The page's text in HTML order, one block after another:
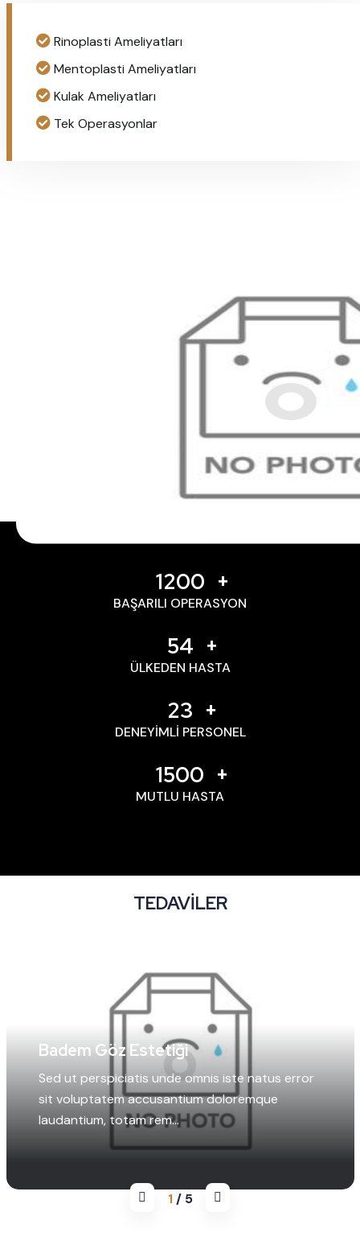
Rinoplasti Ameliyatları
Mentoplasti Ameliyatları
Kulak Ameliyatları
Tek Operasyonlar
1200
BAŞARILI OPERASYON
54
ÜLKEDEN HASTA
23
DENEYIMLI PERSONEL
1500
MUTLU HASTA
TEDAVILER
Badem Göz Estetiği
Sed ut perspiciatis unde omnis iste natus error
sit voluptatem accusantium doloremque
laudantium, totam rem...
1/ 5